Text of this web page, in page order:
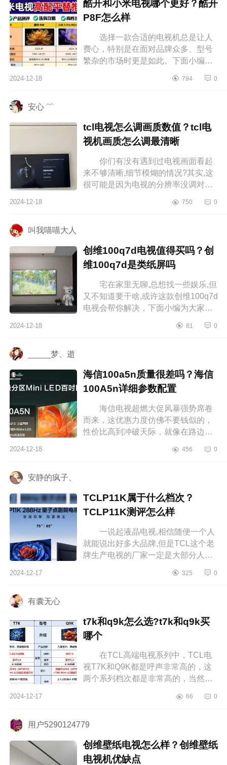
酷开和小米电视哪个更好？酷开
P8F怎么样
选择一款合适的电视机总是让人
费心，特别是在面对品牌众多、型号
繁杂的市场时更是如此。下面小编为
好？酷开P8F怎么样 酷开和小米
2024-12-18 794 0
安心 ﹌
tcl电视怎么调画质数值？tcl电
视机画质怎么调最清晰
你们有没有遇到过电视画面看起
来不够清晰,细节模煳的情况?其实,这
很可能是因为电视的分辨率没调对，
画质数值？tcl电视机画质怎么调最...
2024-12-18 750 0
叫我喵喵大人
创维100q7d电视值得买吗？创
维100q7d是类纸屏吗
宅在家里无聊,总想找一些娱乐,但
又不知道要干啥,或许这款创维100q7d
电视会帮你解决，下面小编为大家介
100q7d是类纸屏吗 创维100q7...
2024-12-18 81 0
_____梦、逝
海信100a5n质量很差吗？海信
100A5n详细参数配置
海信电视超燃大促风暴强势席卷
而来，这优惠力度仿佛不要钱似的，
性价比高到冲破天际，就像在路边捡
小编为大家介绍下海信100a5n质量
2024-12-18 456 0
安静的疯子、
TCLP11K属于什么档次？
TCLP11K测评怎么样
一说起液晶电视,相信随便一个人
就能说出好多大品牌,但是TCL这个老
牌生产电视的厂家一定是大部分人心
TCLP11K属于什么档次？TCLP11K
2024-12-17 325 0
有囊无心
t7k和q9k怎么选?t7k和q9k买
哪个
在TCL高端电视系列中，TCL电
视T7K和Q9K都是呼声非常高的，这
两个系列档次都是非常高的，当然
也更高，不过很多消费者也非常疑
2024-12-17 66 0
用户5290124779
创维壁纸电视怎么样？创维壁纸
电视机优缺点